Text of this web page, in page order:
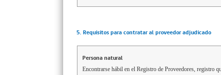
5. Requisitos para contratar al proveedor adjudicado
Persona natural
Encontrarse hábil en el Registro de Proveedores, registro